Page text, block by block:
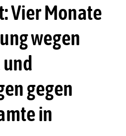
Vier Monate
wegen
gegen
in